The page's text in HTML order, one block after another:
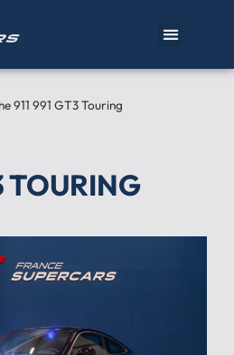
911 991 GT3 Touring
TOURING